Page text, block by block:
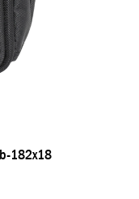
182x18